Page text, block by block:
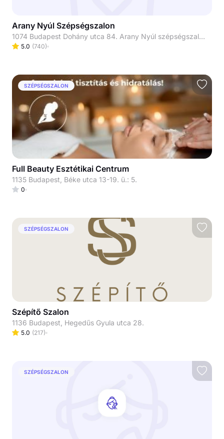
Arany Nyúl Szépségszalon
1074 Budapest Dohány utca 84. Arany Nyúl szépségszalon
5.0 (740)
SZÉPSÉGSZALON
Full Beauty Esztétikai Centrum
1135 Budapest, Béke utca 13-19. ü.: 5.
0
SZÉPSÉGSZALON
Szépítő Szalon
1136 Budapest, Hegedűs Gyula utca 28.
5.0 (217)
SZÉPSÉGSZALON